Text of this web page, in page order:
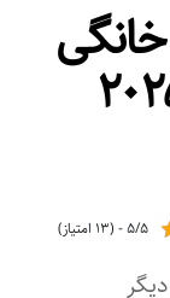
۵/۵ - (۱۳ امتیاز)